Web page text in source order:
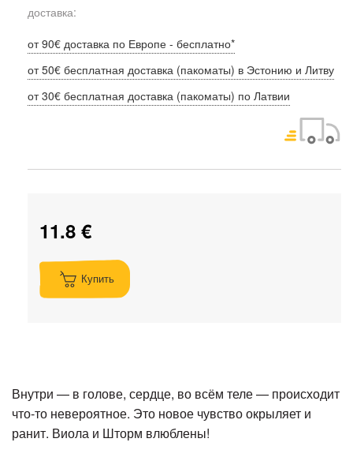
доставка:
от 90€ доставка по Европе - бесплатно*
от 50€ бесплатная доставка (пакоматы) в Эстонию и Литву
от 30€ бесплатная доставка (пакоматы) по Латвии
11.8 €
Купить
Внутри — в голове, сердце, во всём теле — происходит
что-то невероятное. Это новое чувство окрыляет и
ранит. Виола и Шторм влюблены!